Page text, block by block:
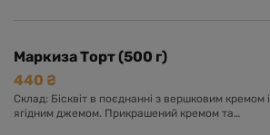
Маркиза Торт (500 г)
440 ₴
Склад: Бісквіт в поєднанні з вершковим кремом і
ягідним джемом. Прикрашений кремом та